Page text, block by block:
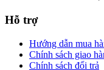
Hỗ trợ
Hướng dẫn mua
Chính sách giao
Chính sách đổi trả